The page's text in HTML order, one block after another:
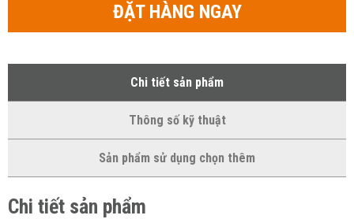
ĐẶT HÀNG NGAY
Chi tiết sản phẩm
Thông số kỹ thuật
Sản phẩm sử dụng chọn thêm
Chi tiết sản phẩm